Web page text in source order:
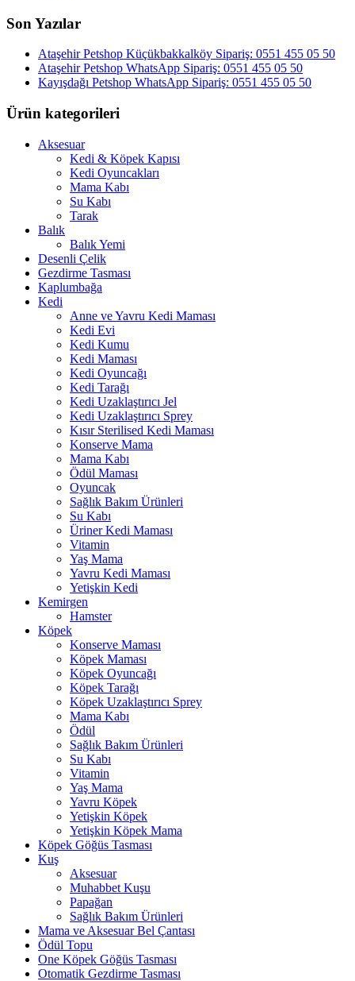
Son Yazılar
Ataşehir Petshop Küçükbakkalköy Sipariş: 0551 455 05 50
Ataşehir Petshop WhatsApp Sipariş: 0551 455 05 50
Kayışdağı Petshop WhatsApp Sipariş: 0551 455 05 50
Ürün kategorileri
Aksesuar
Kedi & Köpek Kapısı
Kedi Oyuncakları
Mama Kabı
Su Kabı
Tarak
Balık
Balık Yemi
Desenli Çelik
Gezdirme Tasması
Kaplumbağa
Kedi
Anne ve Yavru Kedi Maması
Kedi Evi
Kedi Kumu
Kedi Maması
Kedi Oyuncağı
Kedi Tarağı
Kedi Uzaklaştırıcı Jel
Kedi Uzaklaştırıcı Sprey
Kısır Sterilised Kedi Maması
Konserve Mama
Mama Kabı
Ödül Maması
Oyuncak
Sağlık Bakım Ürünleri
Su Kabı
Üriner Kedi Maması
Vitamin
Yaş Mama
Yavru Kedi Maması
Yetişkin Kedi
Kemirgen
Hamster
Köpek
Konserve Maması
Köpek Maması
Köpek Oyuncağı
Köpek Tarağı
Köpek Uzaklaştırıcı Sprey
Mama Kabı
Ödül
Sağlık Bakım Ürünleri
Su Kabı
Vitamin
Yaş Mama
Yavru Köpek
Yetişkin Köpek
Yetişkin Köpek Mama
Köpek Göğüs Tasması
Kuş
Aksesuar
Muhabbet Kuşu
Papağan
Sağlık Bakım Ürünleri
Mama ve Aksesuar Bel Çantası
Ödül Topu
One Köpek Göğüs Tasması
Otomatik Gezdirme Tasması